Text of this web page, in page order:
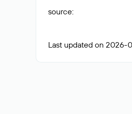
source:
Last updated on 2026-